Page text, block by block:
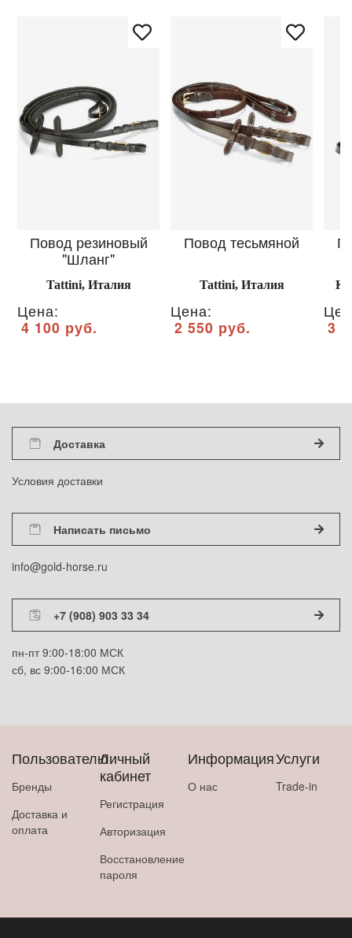
Повод резиновый
"Шланг"
Tattini, Италия
Цена:
4 100 руб.
Повод тесьмяной
Tattini, Италия
Цена:
2 550 руб.
3
Доставка
Условия доставки
Написать письмо
info@gold-horse.ru
+7 (908) 903 33 34
пн-пт 9:00-18:00 МСК
сб, вс 9:00-16:00 МСК
Пользователю
Бренды
Доставка и
оплата
Личный
кабинет
Регистрация
Авторизация
Восстановление
пароля
Информация
О нас
Услуги
Trade-in